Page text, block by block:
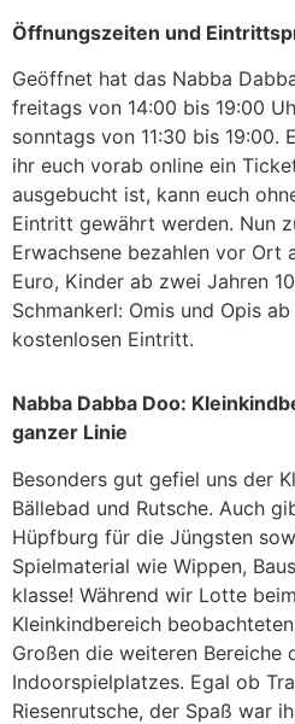
Öffnungszeiten und
Geöffnet hat das Nabba
freitags von 14:00 bis 19:00
sonntags von 11:30 bis 19:00.
ihr euch vorab online ein
ausgebucht ist, kann euch
Eintritt gewährt werden. Nun
Erwachsene bezahlen vor Ort
Euro, Kinder ab zwei Jahren
Schmankerl: Omis und Opis
kostenlosen Eintritt.
Nabba Dabba Doo:
ganzer Linie
Besonders gut gefiel uns der
Bällebad und Rutsche. Auch
Hüpfburg für die Jüngsten
Spielmaterial wie Wippen,
klasse! Während wir Lotte
Kleinkindbereich
Großen die weiteren Bereiche
Indoorspielplatzes. Egal ob
Riesenrutsche, der Spaß war